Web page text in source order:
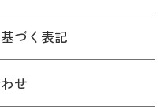
づく表記
せ